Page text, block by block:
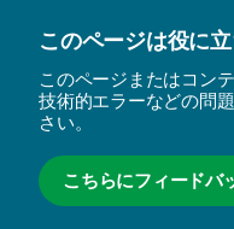
このページは役に
このページまたはコン
技術的エラーなどの問
さい。
こちらにフィードバ